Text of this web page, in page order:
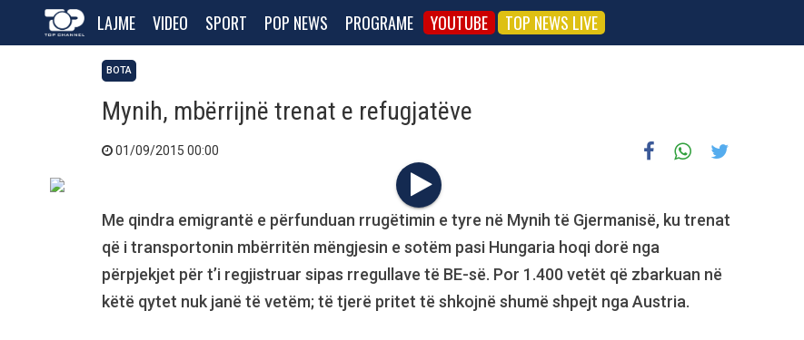
LAJME VIDEO SPORT POP NEWS PROGRAME YOUTUBE TOP NEWS LIVE
BOTA
Mynih, mbërrijnë trenat e refugjatëve
01/09/2015 00:00
Me qindra emigrantë e përfunduan rrugëtimin e tyre në Mynih të Gjermanisë, ku trenat
që i transportonin mbërritën mëngjesin e sotëm pasi Hungaria hoqi dorë nga
përpjekjet për t’i regjistruar sipas rregullave të BE-së. Por 1.400 vetët që zbarkuan në
këtë qytet nuk janë të vetëm; të tjerë pritet të shkojnë shumë shpejt nga Austria.